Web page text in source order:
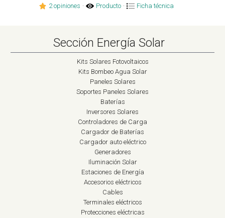
2 opiniones · Producto · Ficha técnica
Sección Energía Solar
Kits Solares Fotovoltaicos
Kits Bombeo Agua Solar
Paneles Solares
Soportes Paneles Solares
Baterías
Inversores Solares
Controladores de Carga
Cargador de Baterías
Cargador auto eléctrico
Generadores
Iluminación Solar
Estaciones de Energía
Accesorios eléctricos
Cables
Terminales eléctricos
Protecciones eléctricas